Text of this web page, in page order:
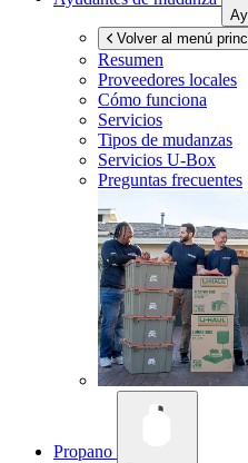
Volver al menú
Resumen
Proveedores locales
Cómo funciona
Servicios
Tipos de mudanzas
Servicios U-Box
Preguntas frecuentes
Propano